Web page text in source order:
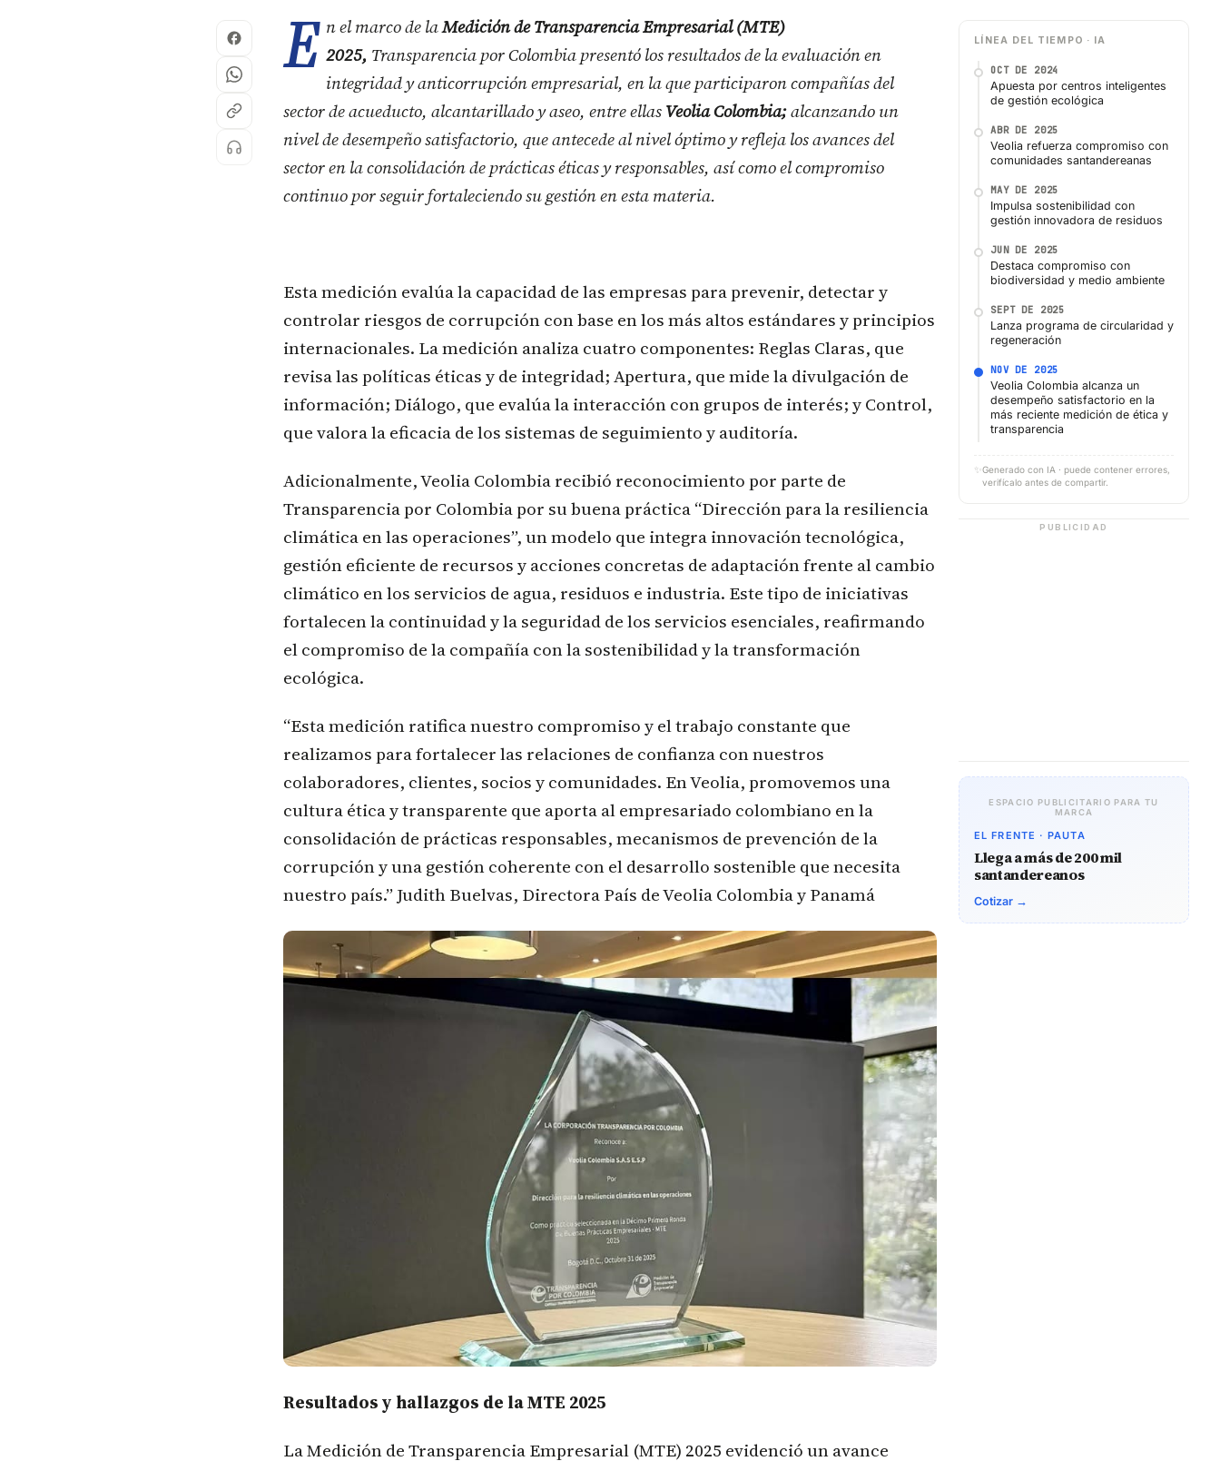
E n el marco de laMedición de Transparencia Empresarial (MTE)
2025, Transparencia por Colombia presentó los resultados de la evaluación en
integridad y anticorrupción empresarial, en la que participaron compañías del
sector de acueducto, alcantarillado y aseo, entre ellasVeolia Colombia;alcanzando un
nivel de desempeño satisfactorio, que antecede al nivel óptimo y refleja los avances del
sector en la consolidación de prácticas éticas y responsables, así como el compromiso
continuo por seguir fortaleciendo su gestión en esta materia.
Esta medición evalúa la capacidad de las empresas para prevenir, detectar y
controlar riesgos de corrupción con base en los más altos estándares y principios
internacionales. La medición analiza cuatro componentes: Reglas Claras, que
revisa las políticas éticas y de integridad; Apertura, que mide la divulgación de
información; Diálogo, que evalúa la interacción con grupos de interés; y Control,
que valora la eficacia de los sistemas de seguimiento y auditoría.
Adicionalmente, Veolia Colombia recibió reconocimiento por parte de
Transparencia por Colombia por su buena práctica “Dirección para la resiliencia
climática en las operaciones”, un modelo que integra innovación tecnológica,
gestión eficiente de recursos y acciones concretas de adaptación frente al cambio
climático en los servicios de agua, residuos e industria. Este tipo de iniciativas
fortalecen la continuidad y la seguridad de los servicios esenciales, reafirmando
el compromiso de la compañía con la sostenibilidad y la transformación
ecológica.
“Esta medición ratifica nuestro compromiso y el trabajo constante que
realizamos para fortalecer las relaciones de confianza con nuestros
colaboradores, clientes, socios y comunidades. En Veolia, promovemos una
cultura ética y transparente que aporta al empresariado colombiano en la
consolidación de prácticas responsables, mecanismos de prevención de la
corrupción y una gestión coherente con el desarrollo sostenible que necesita
nuestro país.” Judith Buelvas, Directora País de Veolia Colombia y Panamá
Resultados y hallazgos de la MTE 2025
La Medición de Transparencia Empresarial (MTE) 2025 evidenció un avance
LÍNEA DEL TIEMPO · IA
OCT DE 2024
Apuesta por centros inteligentes
de gestión ecológica
ABR DE 2025
Veolia refuerza compromiso con
comunidades santandereanas
MAY DE 2025
Impulsa sostenibilidad con
gestión innovadora de residuos
JUN DE 2025
Destaca compromiso con
biodiversidad y medio ambiente
SEPT DE 2025
Lanza programa de circularidad y
regeneración
NOV DE 2025
Veolia Colombia alcanza un
desempeño satisfactorio en la
más reciente medición de ética y
transparencia
✨ Generado con IA · puede contener errores,
verifícalo antes de compartir.
PUBLICIDAD
ESPACIO PUBLICITARIO PARA TU
MARCA
EL FRENTE · PAUTA
Llega a más de 200 mil
santandereanos
Cotizar →